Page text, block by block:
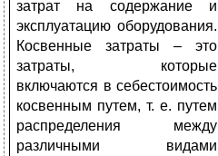
затрат на содержание и
эксплуатацию оборудования.
Косвенные затраты – это
затраты, которые
включаются в себестоимость
косвенным путем, т. е. путем
распределения между
различными видами